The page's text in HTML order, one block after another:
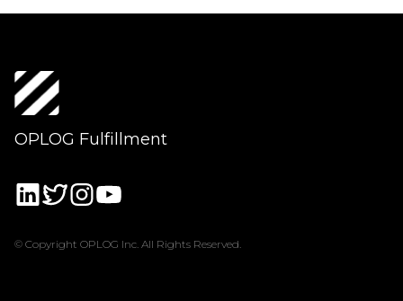
OPLOG Fulfillment
© Copyright OPLOG Inc. All Rights Reserved.